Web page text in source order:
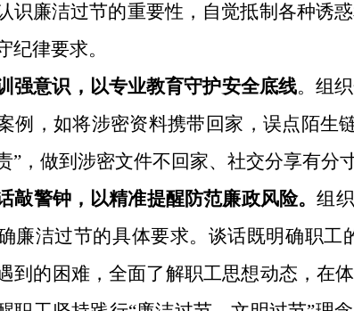
识廉洁过节的重要性，自觉抵制各种诱
纪律要求。
强意识，以专业教育守护安全底线。组
例，如将涉密资料携带回家，误点陌生
”，做到涉密文件不回家、社交分享有分
敲警钟，以精准提醒防范廉政风险。组
廉洁过节的具体要求。谈话既明确职
到的困难，全面了解职工思想动态，在